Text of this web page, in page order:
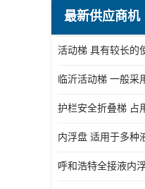
液氨液化气鹤管
定量装车系统
最新供应商机